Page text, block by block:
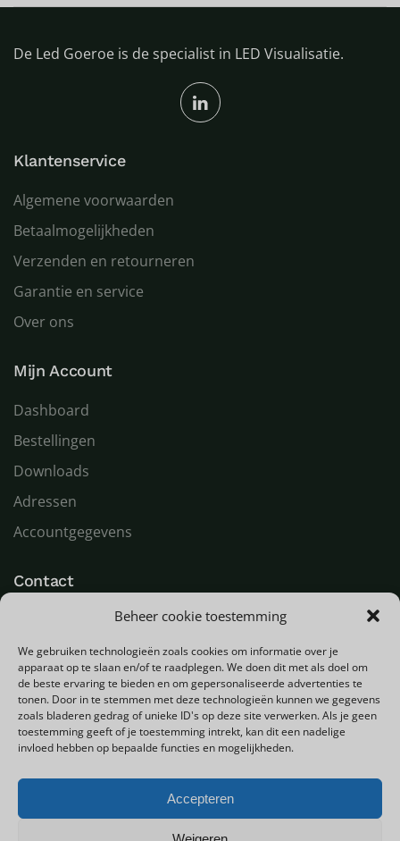
Beheer cookie toestemming
We gebruiken technologieën zoals cookies om informatie over je
apparaat op te slaan en/of te raadplegen. We doen dit met als doel om
de beste ervaring te bieden en om gepersonaliseerde advertenties te
tonen. Door in te stemmen met deze technologieën kunnen we gegevens
zoals bladeren gedrag of unieke ID's op deze site verwerken. Als je geen
toestemming geeft of je toestemming intrekt, kan dit een nadelige
invloed hebben op bepaalde functies en mogelijkheden.
Accepteren
De Led Goeroe is de specialist in LED Visualisatie.
Klantenservice
Algemene voorwaarden
Betaalmogelijkheden
Verzenden en retourneren
Garantie en service
Over ons
Mijn Account
Dashboard
Bestellingen
Downloads
Adressen
Accountgegevens
Contact
9482 WR Tynaarlo
Nederland
T+31 (0) 592 580000
Einfo@ledgoeroe.nl
Copyright © 2025 - Alle rechten voorbehouden